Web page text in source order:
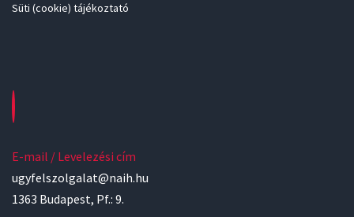
Süti (cookie) tájékoztató
E-mail / Levelezési cím
ugyfelszolgalat@naih.hu
1363 Budapest, Pf.: 9.